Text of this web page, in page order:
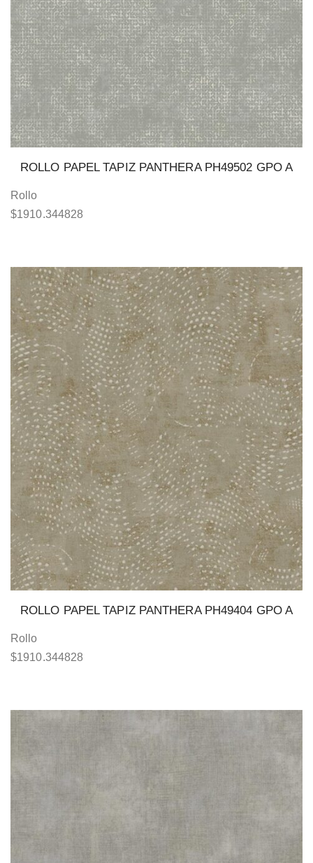
ROLLO PAPEL TAPIZ PANTHERA PH49502 GPO A
Rollo
$1910.344828
ROLLO PAPEL TAPIZ PANTHERA PH49404 GPO A
Rollo
$1910.344828